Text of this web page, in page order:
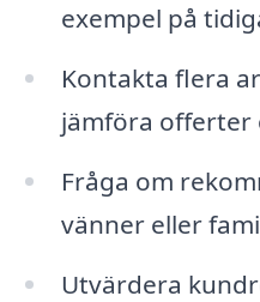
exempel på
Kontakta flera
jämföra offerter
Fråga om
vänner eller
Utvärdera